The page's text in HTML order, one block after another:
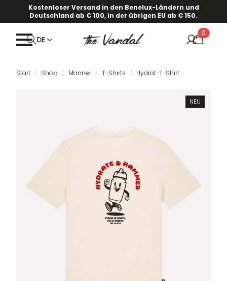
Kostenloser Versand in den Benelux-Ländern und
Deutschland ab € 100, in der übrigen EU ab € 150.
DE
0
Start Shop Männer T-Shirts Hydrat-T-Shirt
NEU